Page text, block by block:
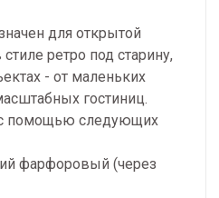
для открытой
ретро под старину,
- от маленьких
гостиниц.
помощью следующих
фарфоровый (через